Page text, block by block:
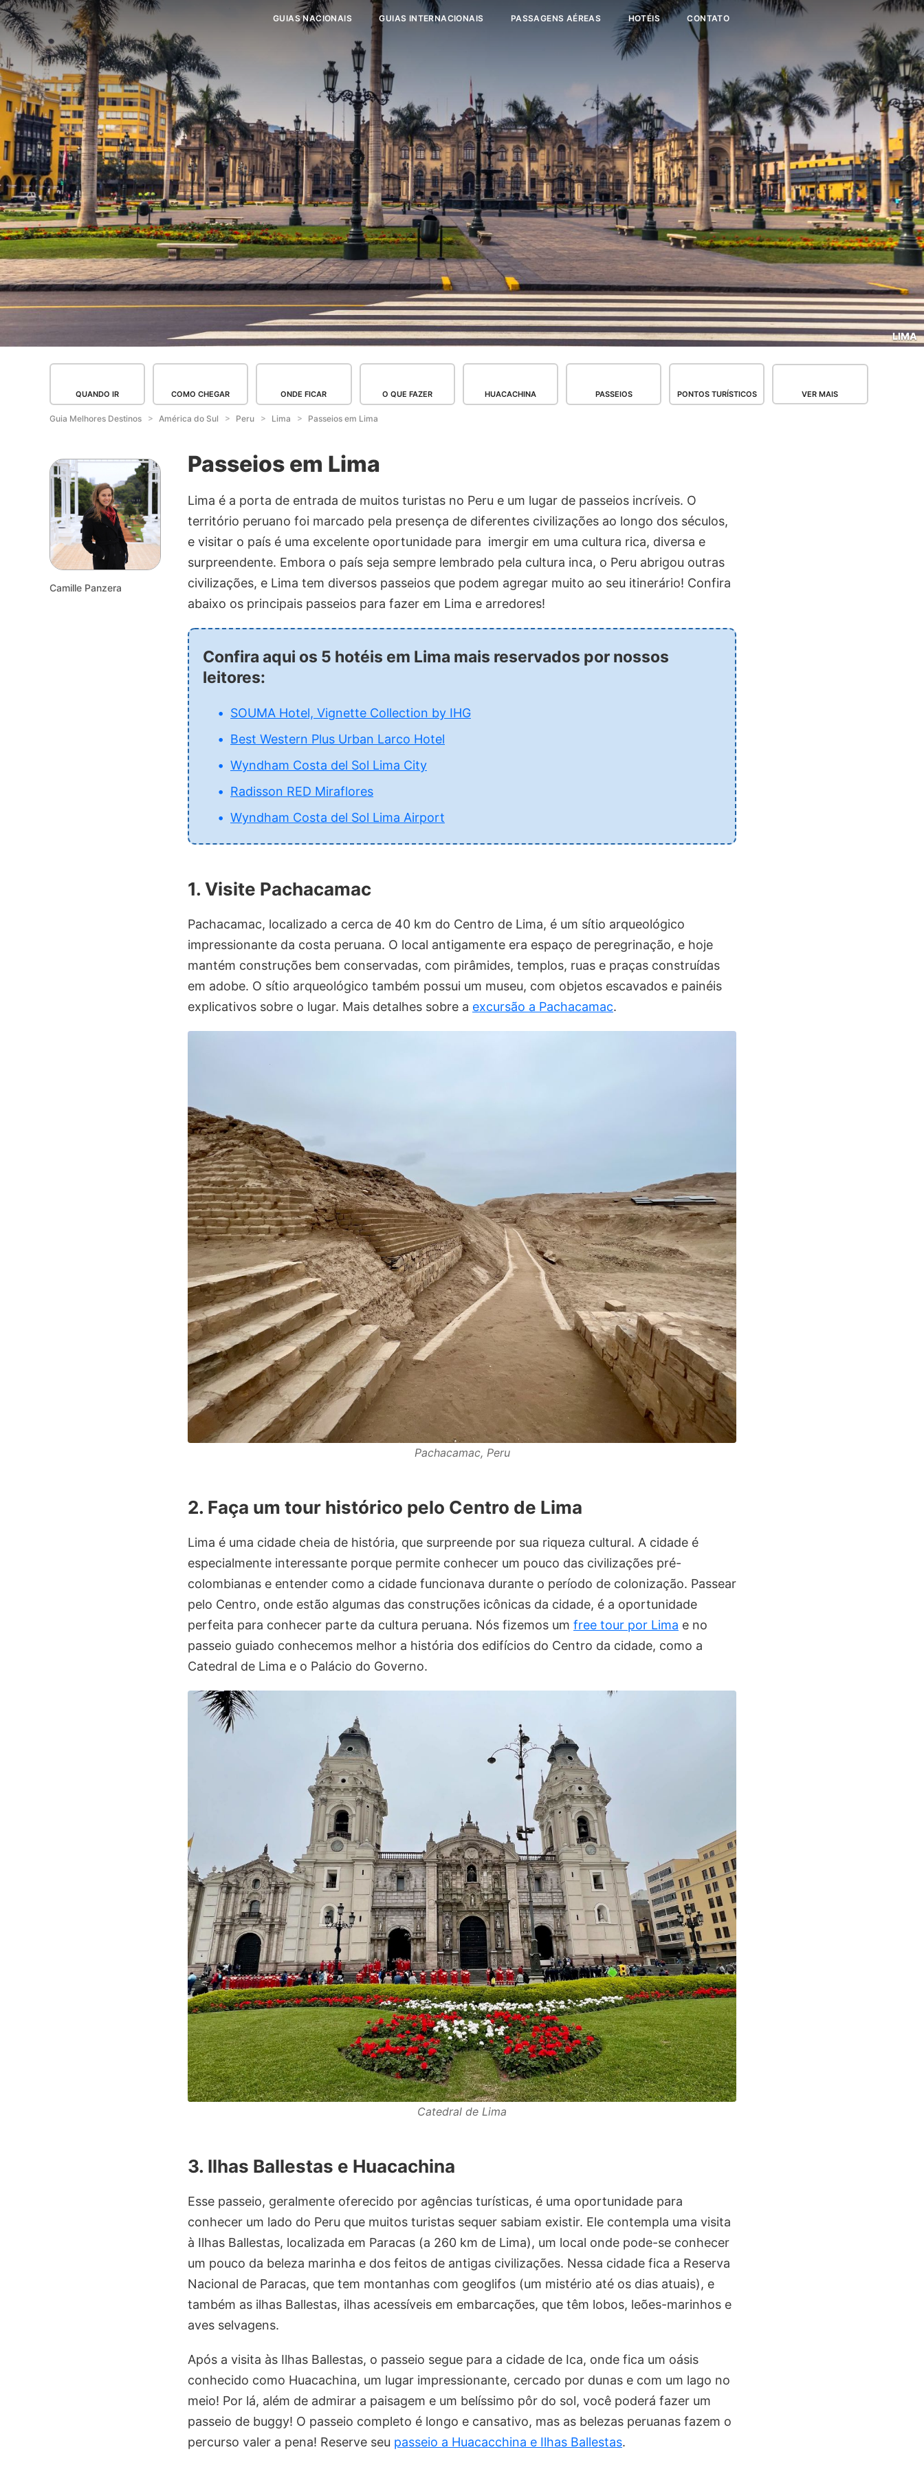
GUIAS NACIONAIS GUIAS INTERNACIONAIS PASSAGENS AÉREAS HOTÉIS CONTATO
LIMA
QUANDO IR COMO CHEGAR ONDE FICAR O QUE FAZER HUACACHINA PASSEIOS PONTOS TURÍSTICOS VER MAIS
Guia Melhores Destinos América do Sul Peru Lima Passeios em Lima
Camille Panzera
Passeios em Lima
Lima é a porta de entrada de muitos turistas no Peru e um lugar de passeios incríveis. O
território peruano foi marcado pela presença de diferentes civilizações ao longo dos séculos,
e visitar o país é uma excelente oportunidade para imergir em uma cultura rica, diversa e
surpreendente. Embora o país seja sempre lembrado pela cultura inca, o Peru abrigou outras
civilizações, e Lima tem diversos passeios que podem agregar muito ao seu itinerário! Confira
abaixo os principais passeios para fazer em Lima e arredores!
Confira aqui os 5 hotéis em Lima mais reservados por nossos
leitores:
SOUMA Hotel, Vignette Collection by IHG
Best Western Plus Urban Larco Hotel
Wyndham Costa del Sol Lima City
Radisson RED Miraflores
Wyndham Costa del Sol Lima Airport
1. Visite Pachacamac
Pachacamac, localizado a cerca de 40 km do Centro de Lima, é um sítio arqueológico
impressionante da costa peruana. O local antigamente era espaço de peregrinação, e hoje
mantém construções bem conservadas, com pirâmides, templos, ruas e praças construídas
em adobe. O sítio arqueológico também possui um museu, com objetos escavados e painéis
explicativos sobre o lugar. Mais detalhes sobre a excursão a Pachacamac.
Pachacamac, Peru
2. Faça um tour histórico pelo Centro de Lima
Lima é uma cidade cheia de história, que surpreende por sua riqueza cultural. A cidade é
especialmente interessante porque permite conhecer um pouco das civilizações pré-
colombianas e entender como a cidade funcionava durante o período de colonização. Passear
pelo Centro, onde estão algumas das construções icônicas da cidade, é a oportunidade
perfeita para conhecer parte da cultura peruana. Nós fizemos um free tour por Lima e no
passeio guiado conhecemos melhor a história dos edifícios do Centro da cidade, como a
Catedral de Lima e o Palácio do Governo.
Catedral de Lima
3. Ilhas Ballestas e Huacachina
Esse passeio, geralmente oferecido por agências turísticas, é uma oportunidade para
conhecer um lado do Peru que muitos turistas sequer sabiam existir. Ele contempla uma visita
à Ilhas Ballestas, localizada em Paracas (a 260 km de Lima), um local onde pode-se conhecer
um pouco da beleza marinha e dos feitos de antigas civilizações. Nessa cidade fica a Reserva
Nacional de Paracas, que tem montanhas com geoglifos (um mistério até os dias atuais), e
também as ilhas Ballestas, ilhas acessíveis em embarcações, que têm lobos, leões-marinhos e
aves selvagens.
Após a visita às Ilhas Ballestas, o passeio segue para a cidade de Ica, onde fica um oásis
conhecido como Huacachina, um lugar impressionante, cercado por dunas e com um lago no
meio! Por lá, além de admirar a paisagem e um belíssimo pôr do sol, você poderá fazer um
passeio de buggy! O passeio completo é longo e cansativo, mas as belezas peruanas fazem o
percurso valer a pena! Reserve seu passeio a Huacacchina e Ilhas Ballestas.